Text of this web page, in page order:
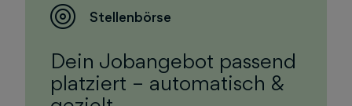
Stellenbörse
Dein Jobangebot passend
platziert – automatisch &